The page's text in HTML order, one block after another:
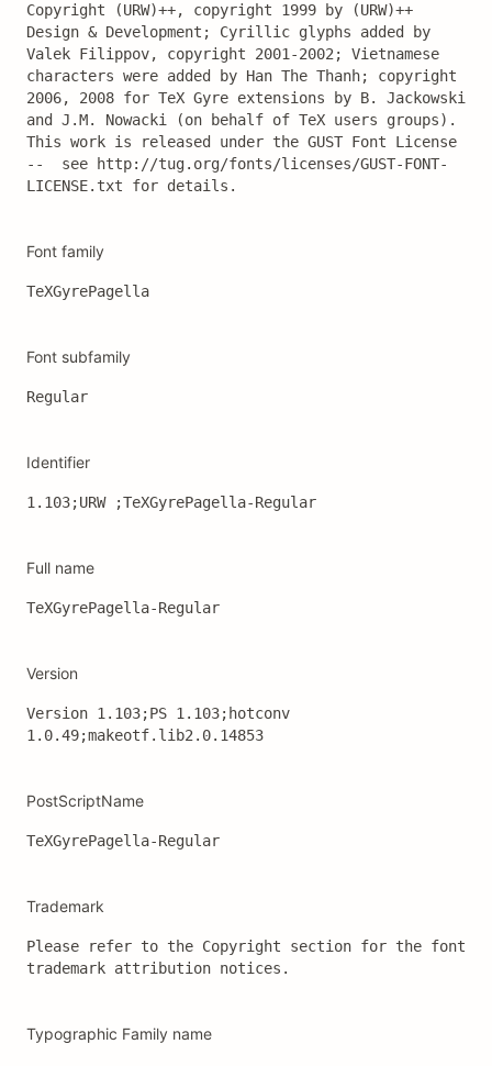
Copyright (URW)++, copyright 1999 by (URW)++
Design & Development; Cyrillic glyphs added by
Valek Filippov, copyright 2001-2002; Vietnamese
characters were added by Han The Thanh; copyright
2006, 2008 for TeX Gyre extensions by B. Jackowski
and J.M. Nowacki (on behalf of TeX users groups).
This work is released under the GUST Font License
--  see http://tug.org/fonts/licenses/GUST-FONT-
LICENSE.txt for details.
Font family
TeXGyrePagella
Font subfamily
Regular
Identifier
1.103;URW ;TeXGyrePagella-Regular
Full name
TeXGyrePagella-Regular
Version
Version 1.103;PS 1.103;hotconv
1.0.49;makeotf.lib2.0.14853
PostScriptName
TeXGyrePagella-Regular
Trademark
Please refer to the Copyright section for the font
trademark attribution notices.
Typographic Family name